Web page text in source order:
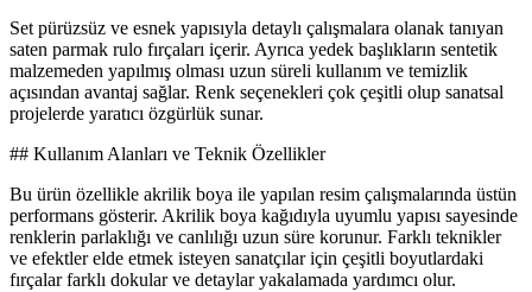
Set pürüzsüz ve esnek yapısıyla detaylı çalışmalara olanak tanıyan
saten parmak rulo fırçaları içerir. Ayrıca yedek başlıkların sentetik
malzemeden yapılmış olması uzun süreli kullanım ve temizlik
açısından avantaj sağlar. Renk seçenekleri çok çeşitli olup sanatsal
projelerde yaratıcı özgürlük sunar.
## Kullanım Alanları ve Teknik Özellikler
Bu ürün özellikle akrilik boya ile yapılan resim çalışmalarında üstün
performans gösterir. Akrilik boya kağıdıyla uyumlu yapısı sayesinde
renklerin parlaklığı ve canlılığı uzun süre korunur. Farklı teknikler
ve efektler elde etmek isteyen sanatçılar için çeşitli boyutlardaki
fırçalar farklı dokular ve detaylar yakalamada yardımcı olur.